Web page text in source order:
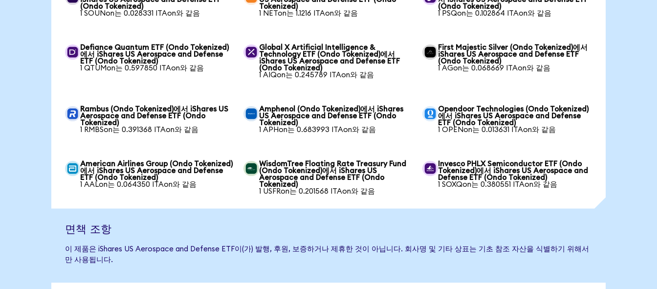
(Ondo Tokenized)
1 SOUNon는 0.028331 ITAon와 같음
Tokenized)
1 NETon는 1.1216 ITAon와 같음
(Ondo Tokenized)
1 PSQon는 0.102864 ITAon와 같음
Defiance Quantum ETF (Ondo Tokenized)
에서 iShares US Aerospace and Defense
ETF (Ondo Tokenized)
1 QTUMon는 0.597850 ITAon와 같음
Global X Artificial Intelligence &
Technology ETF (Ondo Tokenized)에서
iShares US Aerospace and Defense ETF
(Ondo Tokenized)
1 AIQon는 0.245789 ITAon와 같음
First Majestic Silver (Ondo Tokenized)에서
iShares US Aerospace and Defense ETF
(Ondo Tokenized)
1 AGon는 0.068669 ITAon와 같음
Rambus (Ondo Tokenized)에서 iShares US
Aerospace and Defense ETF (Ondo
Tokenized)
1 RMBSon는 0.391368 ITAon와 같음
Amphenol (Ondo Tokenized)에서 iShares
US Aerospace and Defense ETF (Ondo
Tokenized)
1 APHon는 0.683993 ITAon와 같음
Opendoor Technologies (Ondo Tokenized)
에서 iShares US Aerospace and Defense
ETF (Ondo Tokenized)
1 OPENon는 0.013631 ITAon와 같음
American Airlines Group (Ondo Tokenized)
에서 iShares US Aerospace and Defense
ETF (Ondo Tokenized)
1 AALon는 0.064350 ITAon와 같음
WisdomTree Floating Rate Treasury Fund
(Ondo Tokenized)에서 iShares US
Aerospace and Defense ETF (Ondo
Tokenized)
1 USFRon는 0.201568 ITAon와 같음
Invesco PHLX Semiconductor ETF (Ondo
Tokenized)에서 iShares US Aerospace and
Defense ETF (Ondo Tokenized)
1 SOXQon는 0.380551 ITAon와 같음
면책 조항
이 제품은 iShares US Aerospace and Defense ETF이(가) 발행, 후원, 보증하거나 제휴한 것이 아닙니다. 회사명 및 기타 상표는 기초 참조 자산을 식별하기 위해서
만 사용됩니다.